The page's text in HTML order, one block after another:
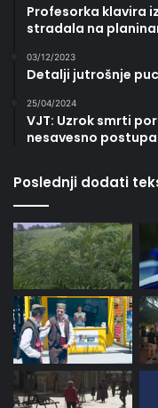
Profesorka klavira
stradala na
03/12/2023
Detalji jutrošnje
25/04/2024
VJT: Uzrok smrti
nesavesno
Poslednji dodati